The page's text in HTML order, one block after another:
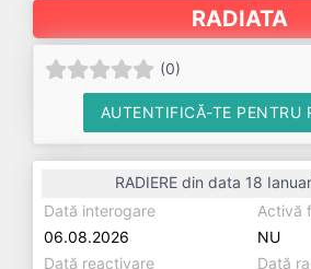
RADIATA
(0)
AUTENTIFICĂ-TE PENTRU
RADIERE din data 18
Dată interogare
06.08.2026
Activă
NU
Dată reactivare
Dată